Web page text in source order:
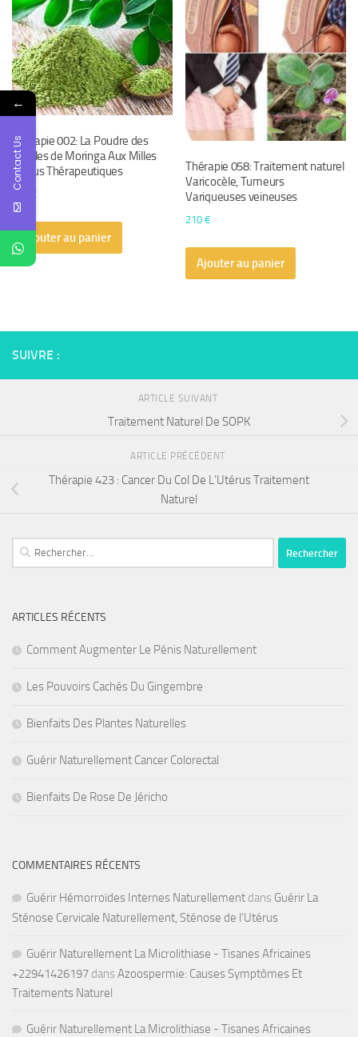
Thérapie 002: La Poudre des
Feuilles de Moringa Aux Milles
Vertus Thérapeutiques
€
Ajouter au panier
Thérapie 058: Traitement naturel
Varicocèle, Tumeurs
Variqueuses veineuses
210€
Ajouter au panier
SUIVRE :
ARTICLE SUIVANT
Traitement Naturel De SOPK
ARTICLE PRÉCÉDENT
Thérapie 423 : Cancer Du Col De L’Utérus Traitement
Naturel
Rechercher :
ARTICLES RÉCENTS
Comment Augmenter Le Pénis Naturellement
Les Pouvoirs Cachés Du Gingembre
Bienfaits Des Plantes Naturelles
Guérir Naturellement Cancer Colorectal
Bienfaits De Rose De Jéricho
COMMENTAIRES RÉCENTS
Guérir Hémorroïdes Internes Naturellement dans Guérir La
Sténose Cervicale Naturellement, Sténose de l’Utérus
Guérir Naturellement La Microlithiase - Tisanes Africaines
+22941426197 dans Azoospermie: Causes Symptômes Et
Traitements Naturel
Guérir Naturellement La Microlithiase - Tisanes Africaines
←
Contact Us